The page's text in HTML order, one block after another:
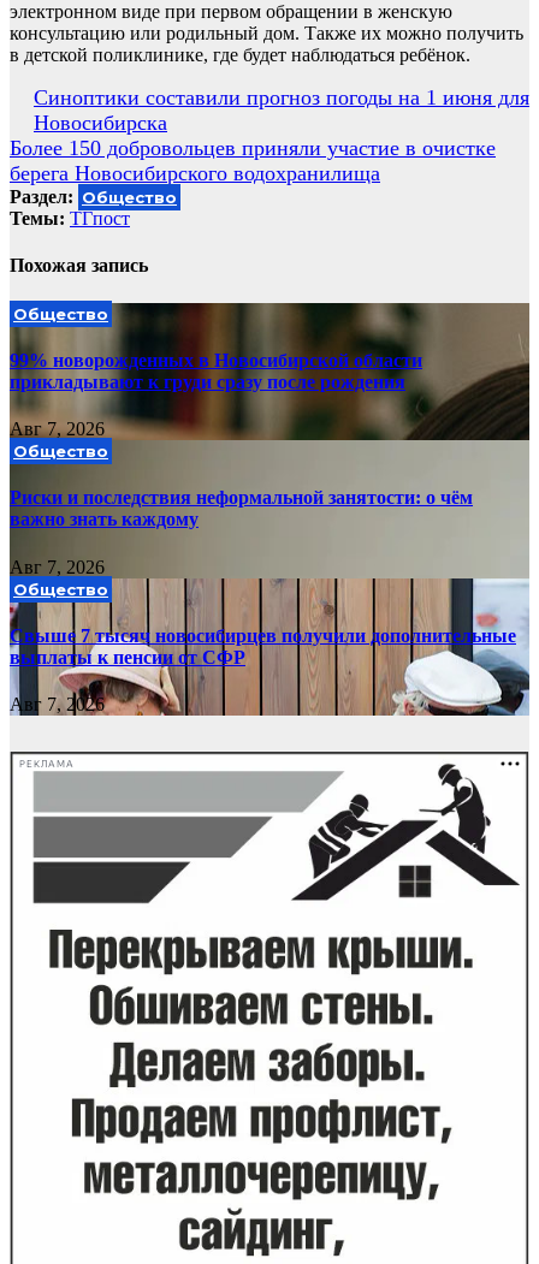
электронном виде при первом обращении в женскую
консультацию или родильный дом. Также их можно получить
в детской поликлинике, где будет наблюдаться ребёнок.
Навигация
по
записям
Синоптики составили прогноз погоды на 1 июня для
Новосибирска
Более 150 добровольцев приняли участие в очистке
берега Новосибирского водохранилища
Раздел: Общество
Темы: ТГпост
Похожая запись
Общество
99% новорожденных в Новосибирской области
прикладывают к груди сразу после рождения
Авг 7, 2026
Общество
Риски и последствия неформальной занятости: о чём
важно знать каждому
Авг 7, 2026
Общество
Свыше 7 тысяч новосибирцев получили дополнительные
выплаты к пенсии от СФР
Авг 7, 2026
РЕКЛАМА